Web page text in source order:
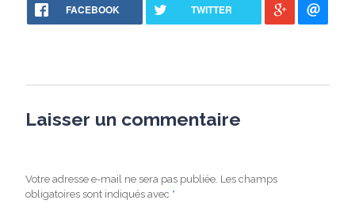
FACEBOOK TWITTER
Laisser un commentaire
Votre adresse e-mail ne sera pas publiée. Les champs
obligatoires sont indiqués avec *